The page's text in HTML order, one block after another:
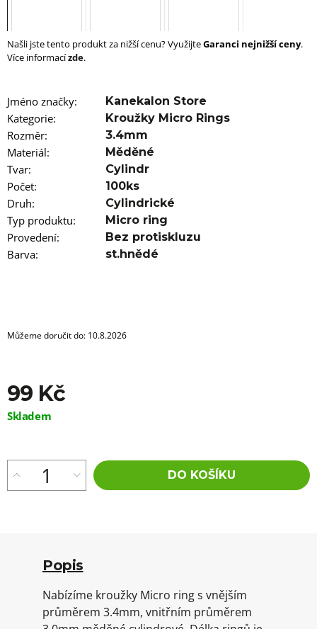
Našli jste tento produkt za nižší cenu? VyužijteGaranci nejnižší ceny.
Více informacízde.
Jméno značky: Kanekalon Store
Kategorie: Kroužky Micro Rings
Rozměr: 3.4mm
Materiál: Měděné
Tvar: Cylindr
Počet: 100ks
Druh: Cylindrické
Typ produktu: Micro ring
Provedení: Bez protiskluzu
Barva: st.hnědé
Můžeme doručit do: 10.8.2026
99 Kč
Měrná
Skladem
DO KOŠÍKU
Popis
Nabízíme kroužky Micro ring s vnějším
průměrem 3.4mm, vnitřním průměrem
m
e
JUMBO
BRAID
KANEKALON
60
SUPERBRAID
99
Kč
Původně:
149
Kč